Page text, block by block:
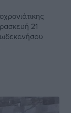
21